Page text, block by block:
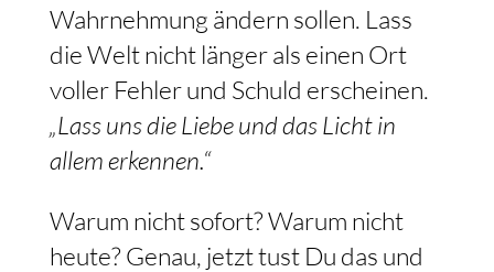
Wahrnehmung ändern sollen. Lass
die Welt nicht länger als einen Ort
„Lass uns die Liebe und das Licht in
allem erkennen.“
Warum nicht sofort? Warum nicht
heute? Genau, jetzt tust Du das und